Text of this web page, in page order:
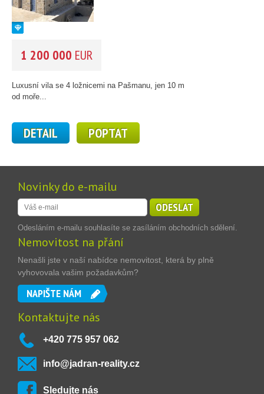
1 200 000 EUR
Luxusní vila se 4 ložnicemi na Pašmanu, jen 10 m
od moře...
DETAIL POPTAT
Novinky do e-mailu
ODESLAT
Odesláním e-mailu souhlasíte se zasíláním obchodních sdělení.
Nemovitost na přání
Nenašli jste v naší nabídce nemovitost, která by plně
vyhovovala vašim požadavkům?
NAPIŠTE NÁM
Kontaktujte nás
+420 775 957 062
info@jadran-reality.cz
Sledujte nás